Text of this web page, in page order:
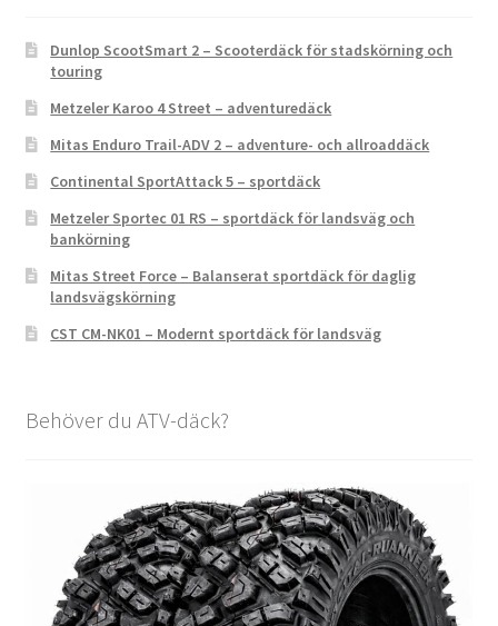
Dunlop ScootSmart 2 – Scooterdäck för stadskörning och
touring
Metzeler Karoo 4 Street – adventuredäck
Mitas Enduro Trail-ADV 2 – adventure- och allroaddäck
Continental SportAttack 5 – sportdäck
Metzeler Sportec 01 RS – sportdäck för landsväg och
bankörning
Mitas Street Force – Balanserat sportdäck för daglig
landsvägskörning
CST CM-NK01 – Modernt sportdäck för landsväg
Behöver du ATV-däck?